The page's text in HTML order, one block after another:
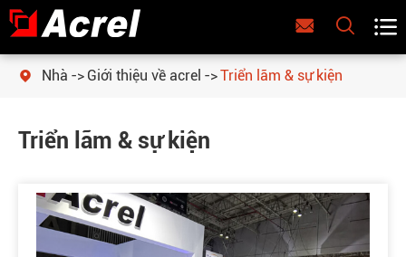
  
 Nhà Giới thiệu về acrel Triển lãm & sự kiện
Triển lãm & sự kiện